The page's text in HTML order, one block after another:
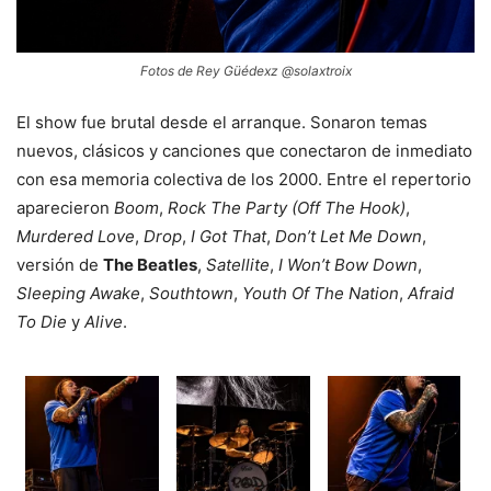
Fotos de Rey Güédexz @solaxtroix
El show fue brutal desde el arranque. Sonaron temas
nuevos, clásicos y canciones que conectaron de inmediato
con esa memoria colectiva de los 2000. Entre el repertorio
aparecieron Boom, Rock The Party (Off The Hook),
Murdered Love, Drop, I Got That, Don’t Let Me Down,
versión de The Beatles, Satellite, I Won’t Bow Down,
Sleeping Awake, Southtown, Youth Of The Nation, Afraid
To Die y Alive.